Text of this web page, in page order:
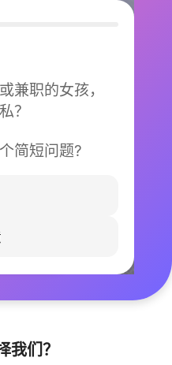
兼职的女孩，
？
简短问题?
孤单
认识身边的TA
载
我们？